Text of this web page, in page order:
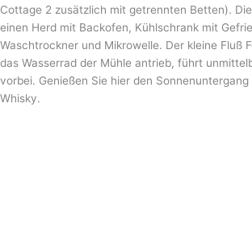
Cottage 2 zusätzlich mit getrennten Betten).
einen Herd mit Backofen, Kühlschrank mit
Waschtrockner und Mikrowelle. Der kleine Fluß
das Wasserrad der Mühle antrieb, führt
vorbei. Genießen Sie hier den
Whisky.